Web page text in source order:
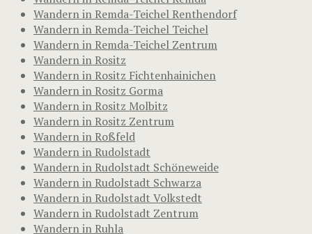
Wandern in Remda-Teichel Renthendorf
Wandern in Remda-Teichel Teichel
Wandern in Remda-Teichel Zentrum
Wandern in Rositz
Wandern in Rositz Fichtenhainichen
Wandern in Rositz Gorma
Wandern in Rositz Molbitz
Wandern in Rositz Zentrum
Wandern in Roßfeld
Wandern in Rudolstadt
Wandern in Rudolstadt Schöneweide
Wandern in Rudolstadt Schwarza
Wandern in Rudolstadt Volkstedt
Wandern in Rudolstadt Zentrum
Wandern in Ruhla